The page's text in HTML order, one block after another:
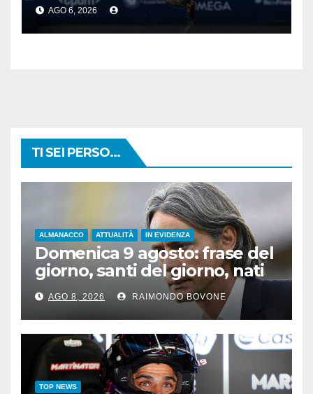
AGO 6, 2026
TI SEI PERSO...
ALMANACCO ATTUALITÀ IN EVIDENZA
Domenica 9 agosto: frase del
giorno, santi del giorno, nati
famosi, accadde oggi
AGO 8, 2026 RAIMONDO BOVONE
TOP NEWS